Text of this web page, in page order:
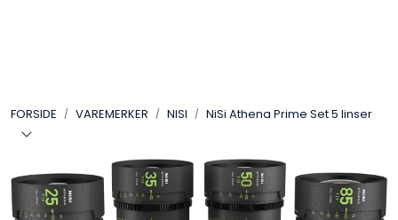
FORSIDE VAREMERKER NISI NiSi Athena Prime Set 5 linser
LYD
LYS